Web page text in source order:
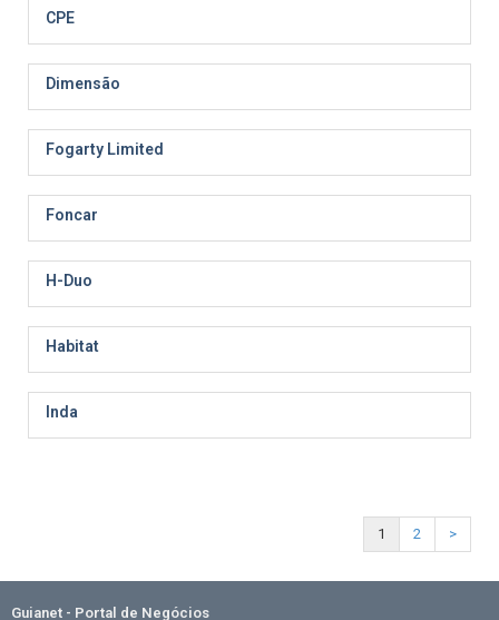
CPE
Dimensão
Fogarty Limited
Foncar
H-Duo
Habitat
Inda
1 2 >
Guianet - Portal de Negócios